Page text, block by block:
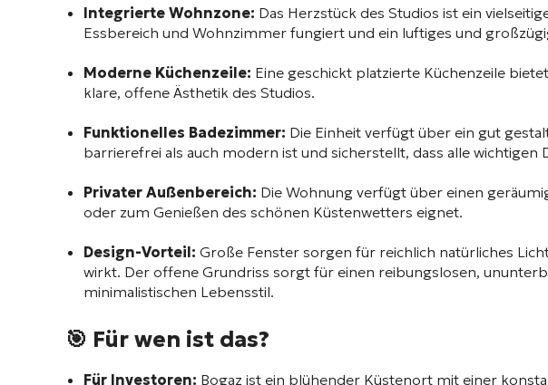
Integrierte Wohnzone: Das Herzstück des Studios ist ein
Essbereich und Wohnzimmer fungiert und ein luftiges und
Moderne Küchenzeile: Eine geschickt platzierte Küchenzeile
klare, offene Ästhetik des Studios.
Funktionelles Badezimmer: Die Einheit verfügt über ein gut
barrierefrei als auch modern ist und sicherstellt, dass alle wichtigen
Privater Außenbereich: Die Wohnung verfügt über einen
oder zum Genießen des schönen Küstenwetters eignet.
Design-Vorteil: Große Fenster sorgen für reichlich natürliches
wirkt. Der offene Grundriss sorgt für einen reibungslosen,
minimalistischen Lebensstil.
🎯 Für wen ist das?
Für Investoren: Bogaz ist ein blühender Küstenort mit einer